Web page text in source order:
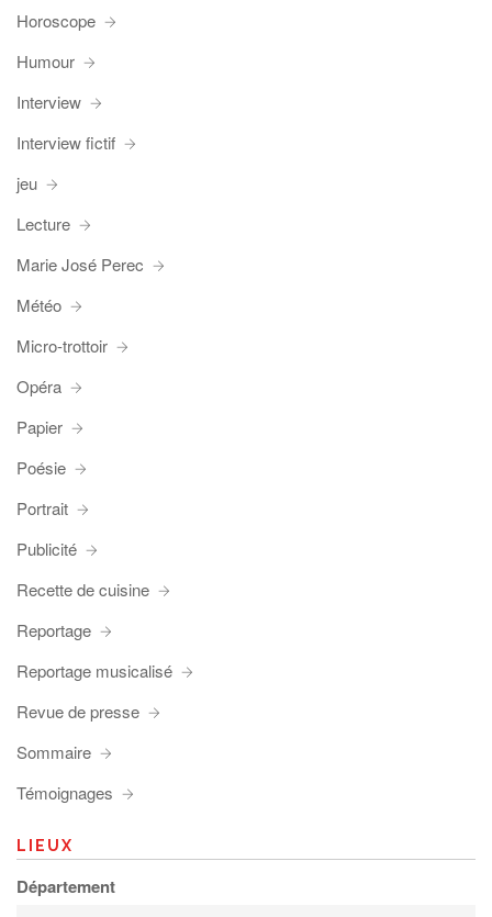
Horoscope
Humour
Interview
Interview fictif
jeu
Lecture
Marie José Perec
Météo
Micro-trottoir
Opéra
Papier
Poésie
Portrait
Publicité
Recette de cuisine
Reportage
Reportage musicalisé
Revue de presse
Sommaire
Témoignages
LIEUX
Département